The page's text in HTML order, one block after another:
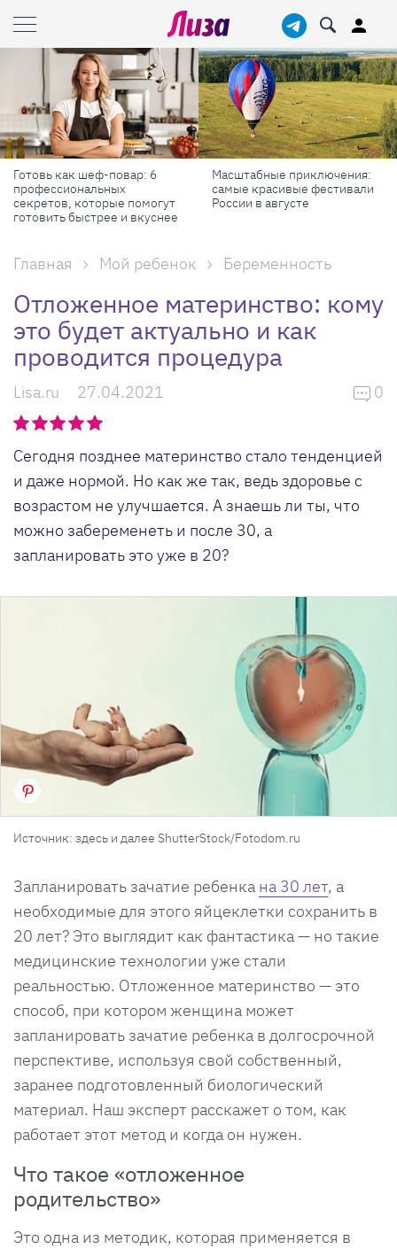
Готовь как шеф-повар: 6
профессиональных
секретов, которые помогут
готовить быстрее и вкуснее
Масштабные приключения:
самые красивые фестивали
России в августе
Главная Мой ребенок Беременность
Отложенное материнство: кому
это будет актуально и как
проводится процедура
Lisa.ru 27.04.2021 0
Сегодня позднее материнство стало тенденцией
и даже нормой. Но как же так, ведь здоровье с
возрастом не улучшается. А знаешь ли ты, что
можно забеременеть и после 30, а
запланировать это уже в 20?
Источник: здесь и далее ShutterStock/Fotodom.ru
Запланировать зачатие ребенка на 30 лет, а
необходимые для этого яйцеклетки сохранить в
20 лет? Это выглядит как фантастика — но такие
медицинские технологии уже стали
реальностью. Отложенное материнство — это
способ, при котором женщина может
запланировать зачатие ребенка в долгосрочной
перспективе, используя свой собственный,
заранее подготовленный биологический
материал. Наш эксперт расскажет о том, как
работает этот метод и когда он нужен.
Что такое «отложенное
родительство»
Это одна из методик, которая применяется в